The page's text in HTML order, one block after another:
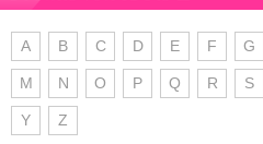
A B C D E F G
M N O P Q R S
Y Z